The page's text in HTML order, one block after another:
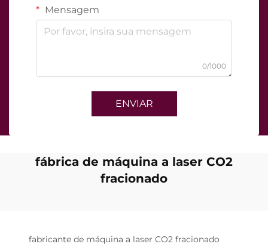
Mensagem
0/1000
ENVIAR
fábrica de máquina a laser CO2
fracionado
fabricante de máquina a laser CO2 fracionado